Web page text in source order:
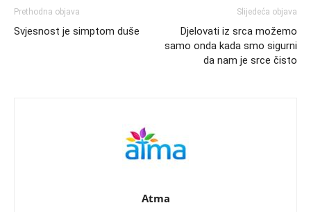
Prethodna objava
Svjesnost je simptom duše
Slijedeća objava
Djelovati iz srca možemo
samo onda kada smo sigurni
da nam je srce čisto
Atma